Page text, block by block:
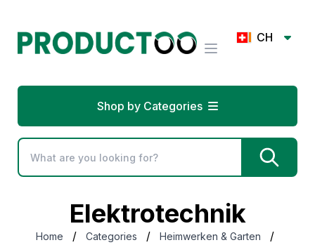
CH
Shop by Categories
Elektrotechnik
Home / Categories / Heimwerken & Garten /